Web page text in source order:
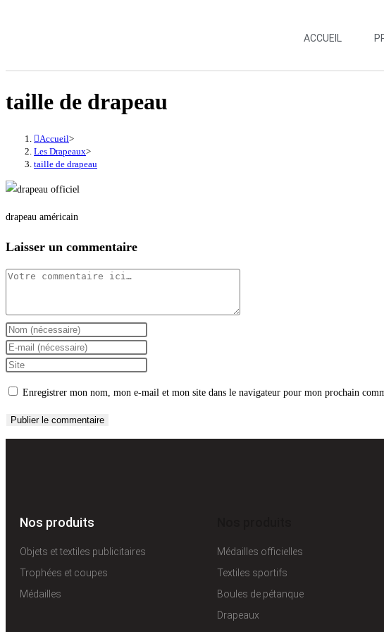
ACCUEIL
taille de drapeau
Accueil>
Les Drapeaux>
taille de drapeau
drapeau américain
Laisser un commentaire
Enregistrer mon nom, mon e-mail et mon site dans le navigateur pour mon prochain
Nos produits
Objets et textiles publicitaires
Trophées et coupes
Médailles
Médailles officielles
Textiles sportifs
Boules de pétanque
Drapeaux